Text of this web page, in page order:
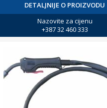
DETALJNIJE O PROIZVODU
Nazovite za cijenu
+387 32 460 333